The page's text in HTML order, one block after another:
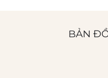
BẢN